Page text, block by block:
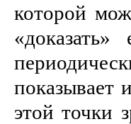
которой
показывает
этой точки